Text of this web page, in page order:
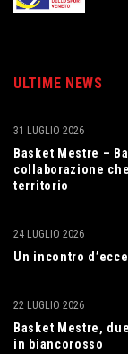
ULTIME NEWS
Basket Mestre –
collaborazione
territorio
31 LUGLIO 2026
Un incontro
24 LUGLIO 2026
Basket Mestre,
in biancorosso
22 LUGLIO 2026